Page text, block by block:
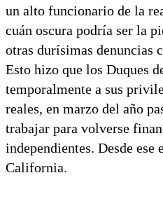
un alto funcionario de la
cuán oscura podría ser la
otras durísimas denuncias
Esto hizo que los Duques
temporalmente a sus
reales, en marzo del año
trabajar para volverse
independientes. Desde ese
California.